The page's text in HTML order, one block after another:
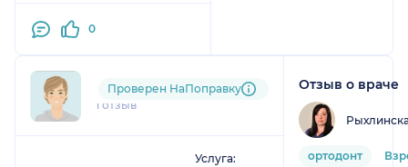
довольна! Результат
Рекомендую от души!
0
for....@....ru
1 отзыв
Проверен НаПоправку
Услуга:
Отзыв о враче
ортодонт